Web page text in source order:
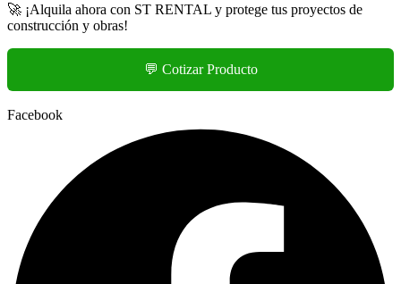
🚀 ¡Alquila ahora con ST RENTAL y protege tus proyectos de
construcción y obras!
💬 Cotizar Producto
Facebook